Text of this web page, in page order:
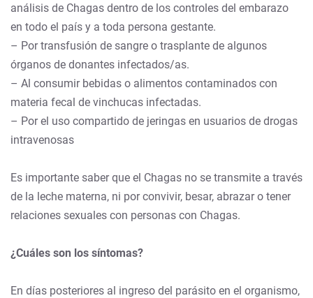
análisis de Chagas dentro de los controles del embarazo
en todo el país y a toda persona gestante.
– Por transfusión de sangre o trasplante de algunos
órganos de donantes infectados/as.
– Al consumir bebidas o alimentos contaminados con
materia fecal de vinchucas infectadas.
– Por el uso compartido de jeringas en usuarios de drogas
intravenosas
Es importante saber que el Chagas no se transmite a través
de la leche materna, ni por convivir, besar, abrazar o tener
relaciones sexuales con personas con Chagas.
¿Cuáles son los síntomas?
En días posteriores al ingreso del parásito en el organismo,